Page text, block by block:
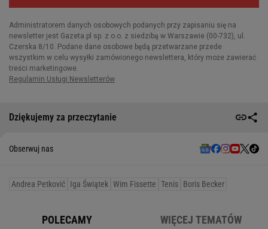
Dziękujemy za przeczytanie
Obserwuj nas
Andrea Petković Iga Świątek Wim Fissette Tenis Boris Becker
POLECAMY WIĘCEJ TEMATÓW